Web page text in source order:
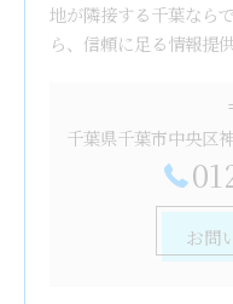
地が隣接する千葉なら
ら、信頼に足る情報提
千葉県千葉市中央区
お問